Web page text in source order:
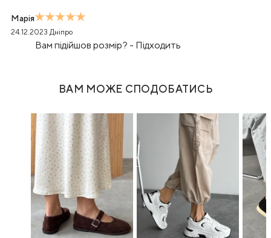
Марія
24.12.2023 Дніпро
Вам підійшов розмір? - Підходить
ВАМ МОЖЕ СПОДОБАТИСЬ